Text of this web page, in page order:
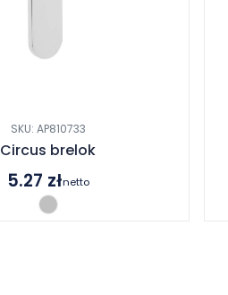
SKU: AP810733
Circus brelok
5.27 złnetto